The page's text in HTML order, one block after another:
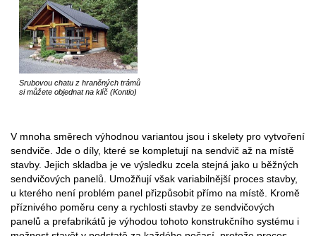
Srubovou chatu z hraněných trámů
si můžete objednat na klíč (Kontio)
V mnoha směrech výhodnou variantou jsou i skelety pro vytvoření
sendviče. Jde o díly, které se kompletují na sendvič až na místě
stavby. Jejich skladba je ve výsledku zcela stejná jako u běžných
sendvičových panelů. Umožňují však variabilnější proces stavby,
u kterého není problém panel přizpůsobit přímo na místě. Kromě
příznivého poměru ceny a rychlosti stavby ze sendvičových
panelů a prefabrikátů je výhodou tohoto konstrukčního systému i